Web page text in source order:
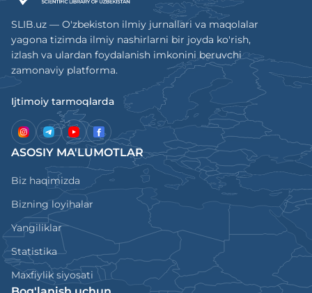
очиқ кириш имконияти билан ушбу
соҳадаги тадқиқотларни глобал
аудиторияга кенг тарқатиш имкониятини
беради
SLIB.uz — O'zbekiston ilmiy jurnallari va maqolalar
yagona tizimda ilmiy nashirlarni bir joyda ko'rish,
izlash va ulardan foydalanish imkonini beruvchi
zamonaviy platforma.
Ijtimoiy tarmoqlarda
ASOSIY MA'LUMOTLAR
Biz haqimizda
Bizning loyihalar
Yangiliklar
Statistika
Maxfiylik siyosati